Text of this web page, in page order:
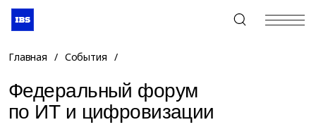
+7 (495) 967-80-80
Главная / События /
Федеральный форум
по ИТ и цифровизации